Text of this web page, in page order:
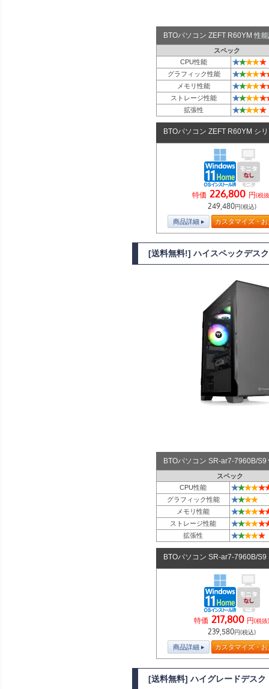
BTOパソコン ZEFT R60YM 性
スペック
CPU性能
★★★★★
グラフィック性能 ★★★★★
メモリ性能 ★★★★★
ストレージ性能 ★★★★★
拡張性 ★★★★★
BTOパソコン ZEFT R60YM シ
特価 226,800 円(税
249,480円(税込)
商品詳細 カスタマイズ・
[送料無料!] ハイスペックデス
BTOパソコン SR-ar7-7960B/
スペック
CPU性能
★★★★★
グラフィック性能 ★★★★
メモリ性能 ★★★★★
ストレージ性能 ★★★★★
拡張性 ★★★★★
BTOパソコン SR-ar7-7960B/S9
特価 217,800 円(税抜
239,580円(税込)
商品詳細 カスタマイズ・
[送料無料] ハイグレードデス